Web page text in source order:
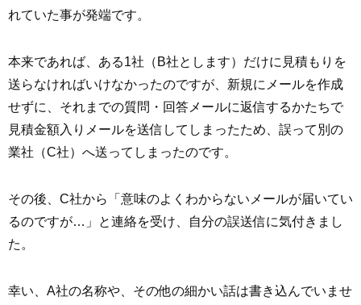
れていた事が発端です。
本来であれば、ある1社（B社とします）だけに見積もりを
送らなければいけなかったのですが、新規にメールを作成
せずに、それまでの質問・回答メールに返信するかたちで
見積金額入りメールを送信してしまったため、誤って別の
業社（C社）へ送ってしまったのです。
その後、C社から「意味のよくわからないメールが届いてい
るのですが…」と連絡を受け、自分の誤送信に気付きまし
た。
幸い、A社の名称や、その他の細かい話は書き込んでいませ